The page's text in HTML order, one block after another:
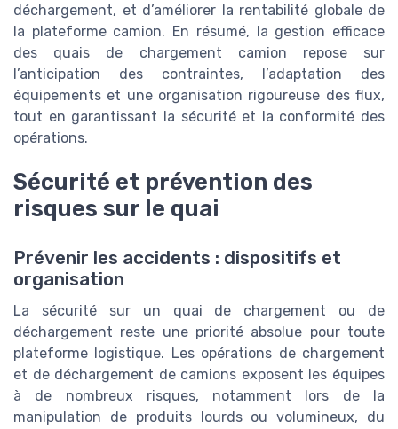
déchargement, et d’améliorer la rentabilité globale de
la plateforme camion. En résumé, la gestion efficace
des quais de chargement camion repose sur
l’anticipation des contraintes, l’adaptation des
équipements et une organisation rigoureuse des flux,
tout en garantissant la sécurité et la conformité des
opérations.
Sécurité et prévention des
risques sur le quai
Prévenir les accidents : dispositifs et
organisation
La sécurité sur un quai de chargement ou de
déchargement reste une priorité absolue pour toute
plateforme logistique. Les opérations de chargement
et de déchargement de camions exposent les équipes
à de nombreux risques, notamment lors de la
manipulation de produits lourds ou volumineux, du